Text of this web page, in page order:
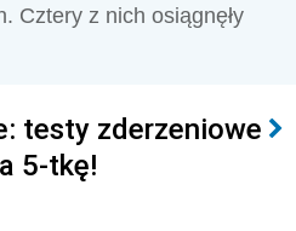
Cztery z nich osiągnęły
testy zderzeniowe
5-tkę!